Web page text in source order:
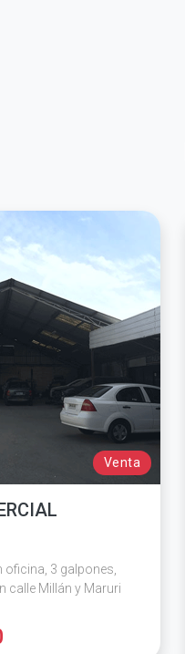
Venta
3 galpones,
calle Millán y Maruri